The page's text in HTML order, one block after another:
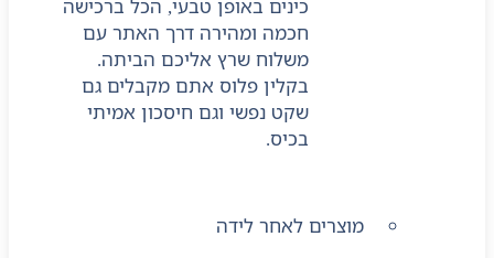
כינים באופן טבעי, הכל ברכישה
חכמה ומהירה דרך האתר עם
משלוח שרץ אליכם הביתה.
בקלין פלוס אתם מקבלים גם
שקט נפשי וגם חיסכון אמיתי
בכיס.
מוצרים לאחר לידה